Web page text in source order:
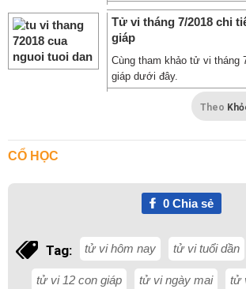
Tử vi tháng 7/2018 chi
giáp
Cùng tham khảo tử vi tháng
giáp dưới đây.
Theo
CỔ HỌC
0Chia sẻ
Tag: tử vi hôm nay tử vi tuổi dần
tử vi 12 con giáp tử vi ngày mai tử